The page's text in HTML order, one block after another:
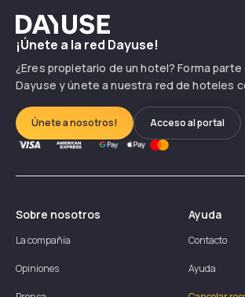
Dayuse
¡Únete a la red Dayuse!
¿Eres propietario de un hotel? Forma
Dayuse y únete a nuestra red de hoteles
Únete a nosotros! Acceso al portal
Sobre nosotros
La compañía
Opiniones
Ayuda
Contacto
Ayuda